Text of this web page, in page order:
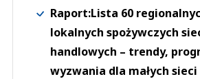
Raport:Lista 60
lokalnych spożywczych
handlowych – trendy,
wyzwania dla małych sieci